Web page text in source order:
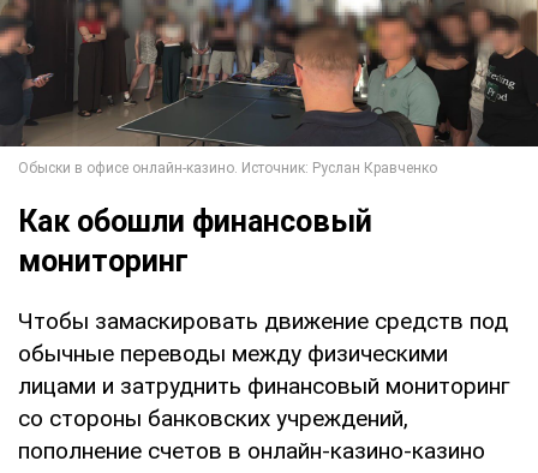
Как обошли финансовый
мониторинг
Чтобы замаскировать движение средств под
обычные переводы между физическими
лицами и затруднить финансовый мониторинг
со стороны банковских учреждений,
пополнение счетов в онлайн-казино-казино